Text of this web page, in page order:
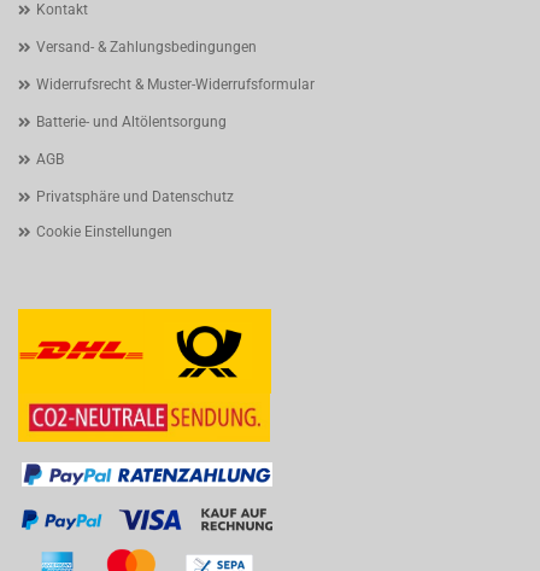
Kontakt
Versand- & Zahlungsbedingungen
Widerrufsrecht & Muster-Widerrufsformular
Batterie- und Altölentsorgung
AGB
Privatsphäre und Datenschutz
Cookie Einstellungen